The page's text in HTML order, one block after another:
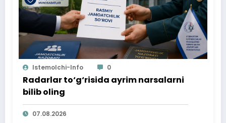
Istemolchi-Info 0
Radarlar to‘g‘risida ayrim narsalarni
bilib oling
07.08.2026